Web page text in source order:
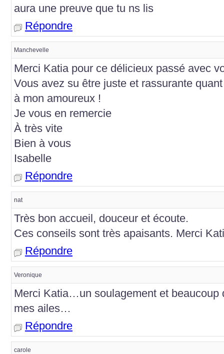
aura une preuve que tu ns lis
Répondre
Manchevelle
Merci Katia pour ce délicieux passé avec
Vous avez su être juste et rassurante
à mon amoureux !
Je vous en remercie
À très vite
Bien à vous
Isabelle
Répondre
nat
Très bon accueil, douceur et écoute.
Ces conseils sont très apaisants. Merci
Répondre
Veronique
Merci Katia…un soulagement et beaucoup
mes ailes…
Répondre
carole